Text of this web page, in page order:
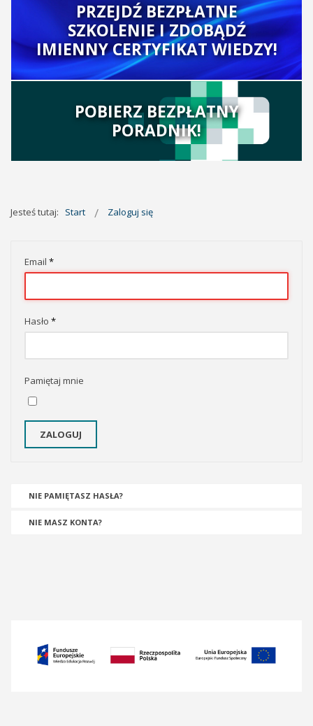
PRZEJDŹ BEZPŁATNE
SZKOLENIE I ZDOBĄDŹ
IMIENNY CERTYFIKAT WIEDZY!
POBIERZ BEZPŁATNY
PORADNIK!
Jesteś tutaj: Start Zaloguj się
Email *
Hasło *
Pamiętaj mnie
ZALOGUJ
NIE PAMIĘTASZ HASŁA?
NIE MASZ KONTA?